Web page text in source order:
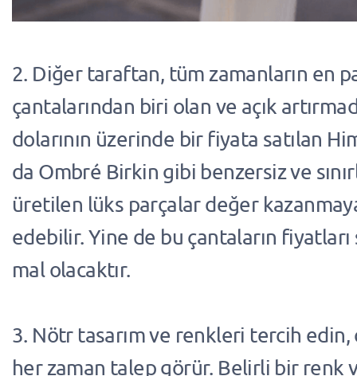
2. Diğer taraftan, tüm zamanların en
çantalarından biri olan ve açık
dolarının üzerinde bir fiyata satılan
da Ombré Birkin gibi benzersiz ve
üretilen lüks parçalar değer
edebilir. Yine de bu çantaların fiyatları
mal olacaktır.
3. Nötr tasarım ve renkleri tercih
her zaman talep görür. Belirli bir renk